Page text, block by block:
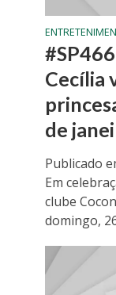
Cecília
de
Publicado
Em
clube
domingo,